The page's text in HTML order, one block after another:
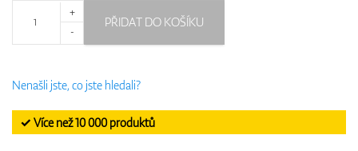
+
-
PŘIDAT DO KOŠÍKU
Nenašli jste, co jste hledali?
✓ Více než 10 000 produktů